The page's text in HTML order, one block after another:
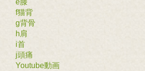
f猫背
g背骨
h肩
i首
j頭痛
Youtube動画